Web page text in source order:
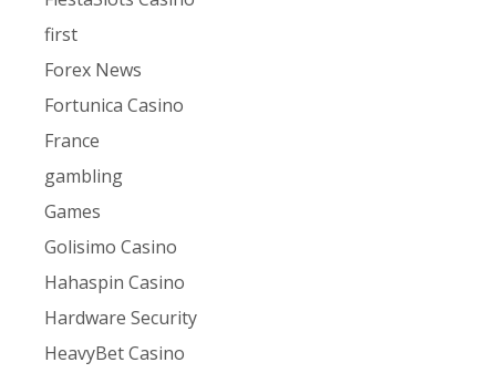
first
Forex News
Fortunica Casino
France
gambling
Games
Golisimo Casino
Hahaspin Casino
Hardware Security
HeavyBet Casino